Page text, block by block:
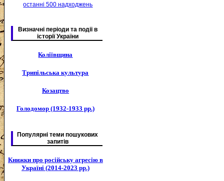
останні 500 надходжень
Визначні періоди та подіі в
історії України
Коліївщина
Трипільська культура
Козацтво
Голодомор (1932-1933 рр.)
Популярні теми пошукових
запитів
Книжки про російську агресію в
Україні (2014-2023 рр.)